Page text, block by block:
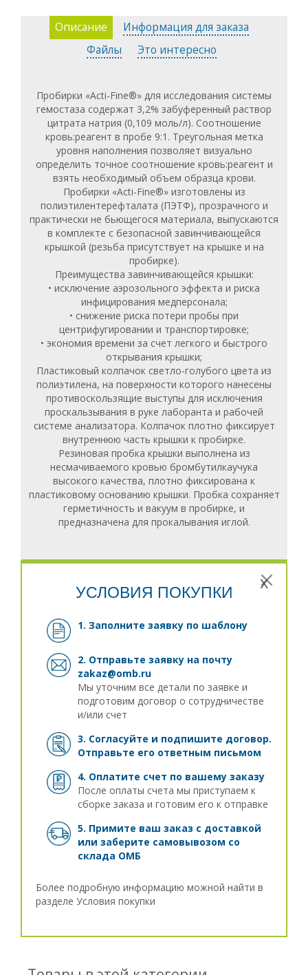
Описание
Информация для заказа
Файлы
Это интересно
Пробирки «Acti-Fine®» для исследования системы
гемостаза содержат 3,2% забуференный раствор
цитрата натрия (0,109 моль/л). Соотношение
кровь:реагент в пробе 9:1. Треугольная метка
уровня наполнения позволяет визуально
определить точное соотношение кровь:реагент и
взять необходимый объем образца крови.
Пробирки «Acti-Fine®» изготовлены из
полиэтилентерефталата (ПЭТФ), прозрачного и
практически не бьющегося материала, выпускаются
в комплекте с безопасной завинчивающейся
крышкой (резьба присутствует на крышке и на
пробирке).
Преимущества завинчивающейся крышки:
• исключение аэрозольного эффекта и риска
инфицирования медперсонала;
• снижение риска потери пробы при
центрифугировании и транспортировке;
• экономия времени за счет легкого и быстрого
открывания крышки;
Пластиковый колпачок светло-голубого цвета из
полиэтилена, на поверхности которого нанесены
противоскользящие выступы для исключения
проскальзывания в руке лаборанта и рабочей
системе анализатора. Колпачок плотно фиксирует
внутреннюю часть крышки к пробирке.
Резиновая пробка крышки выполнена из
несмачиваемого кровью бромбутилкаучука
высокого качества, плотно фиксирована к
пластиковому основанию крышки. Пробка сохраняет
герметичность и вакуум в пробирке, и
предназначена для прокалывания иглой.
x
УСЛОВИЯ ПОКУПКИ
1. Заполните заявку по шаблону
2. Отправьте заявку на почту
zakaz@omb.ru
Мы уточним все детали по заявке и
подготовим договор о сотрудничестве
и/или счет
3. Согласуйте и подпишите договор.
Отправьте его ответным письмом
4. Оплатите счет по вашему заказу
После оплаты счета мы приступаем к
сборке заказа и готовим его к отправке
5. Примите ваш заказ с доставкой
или заберите самовывозом со
склада ОМБ
Более подробную информацию можной найти в
разделе Условия покупки